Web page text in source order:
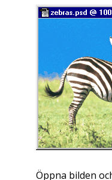
Öppna bilden